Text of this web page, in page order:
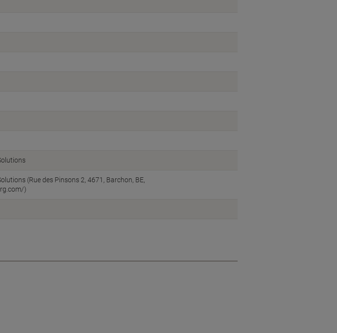
(Rue des Pinsons 2, 4671, Barchon, BE,
)